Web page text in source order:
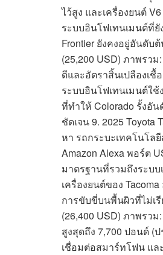
ไว้สูง และเครื่องยนต์
ระบบอินโฟเทนเมนต์ที่
Frontier ยังคงอยู่อันดับ
(25,200 USD) ภาพรว
ดีและอัตราสิ้นเปลืองเ
ระบบอินโฟเทนเมนต์ใ
ที่ทำให้ Colorado รั้งอั
ชัดเจน 9. 2025
หา รถกระบะเทคโนโล
Amazon Alexa พอร์ต
มาตรฐานที่รวมถึงระบ
เครื่องยนต์ของ
การขับขี่บนพื้นผิวที่ไม่เรี
(26,400 USD) ภาพรว
สูงสุดถึง 7,700 ปอนด์ (
เชื่อมต่อสมาร์ทโฟน แล